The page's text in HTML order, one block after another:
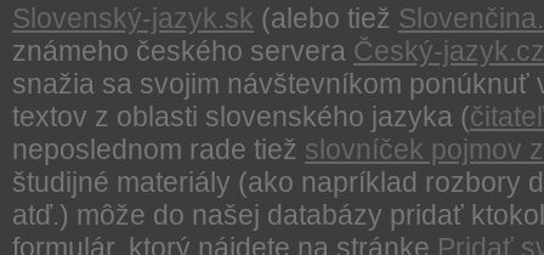
Slovenský-jazyk.sk (alebo tiež
známeho českého servera Český-jazyk.cz
snažia sa svojim návštevníkom ponúknuť
textov z oblasti slovenského jazyka (
neposlednom rade tiež slovníček pojmov
študijné materiály (ako napríklad rozbory
atď.) môže do našej databázy pridať
formulár, ktorý nájdete na stránke Pridať